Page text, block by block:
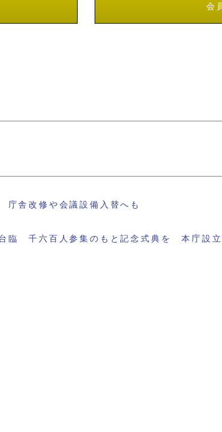
会
舎改修や会議設備入替へも
臨 千六百人参集のもと記念式典を 本庁設立